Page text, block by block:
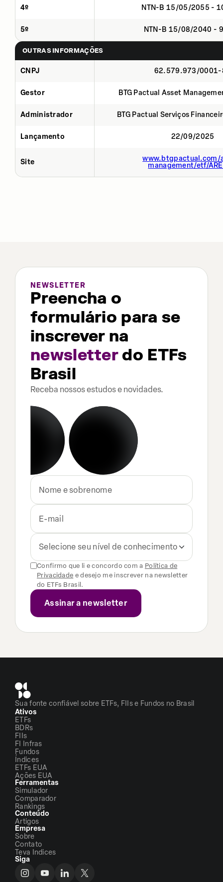
4º NTN-B 15/05/2055 -
5º NTN-B 15/08/2040 -
OUTRAS INFORMAÇÕES
CNPJ 62.579.973/0001-
Gestor BTG Pactual Asset
Administrador BTG Pactual Serviços
Lançamento 22/09/2025
Site
www.btgpactual.com/
management/etf/
NEWSLETTER
Preencha o
formulário para se
inscrever na
newsletterdo ETFs
Brasil
Receba nossos estudos e novidades.
Selecione seu nível de conhecimento
Confirmo que li e concordo com a Política de
Privacidade e desejo me inscrever na newsletter
do ETFs Brasil.
Sua fonte confiável sobre ETFs, FIIs e Fundos no Brasil
Ativos
ETFs
BDRs
FIIs
FI Infras
Fundos
Índices
ETFs EUA
Ações EUA
Ferramentas
Simulador
Comparador
Rankings
Conteúdo
Artigos
Empresa
Sobre
Contato
Teva Indices
Siga